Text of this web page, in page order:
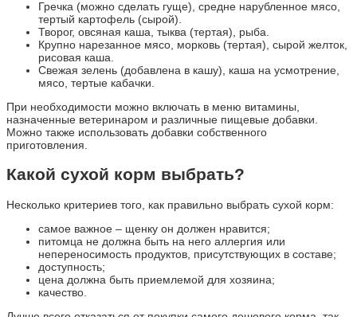
Гречка (можно сделать гуще), средне нарубленное мясо,
тертый картофель (сырой).
Творог, овсяная каша, тыква (тертая), рыба.
Крупно нарезанное мясо, морковь (тертая), сырой желток,
рисовая каша.
Свежая зелень (добавлена в кашу), каша на усмотрение,
мясо, тертые кабачки.
При необходимости можно включать в меню витамины,
назначенные ветеринаром и различные пищевые добавки.
Можно также использовать добавки собственного
приготовления.
Какой сухой корм выбрать?
Несколько критериев того, как правильно выбрать сухой корм:
самое важное – щенку он должен нравится;
питомца не должна быть на него аллергия или
непереносимость продуктов, присутствующих в составе;
доступность;
цена должна быть приемлемой для хозяина;
качество.